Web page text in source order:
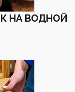
НА ВОДНОЙ